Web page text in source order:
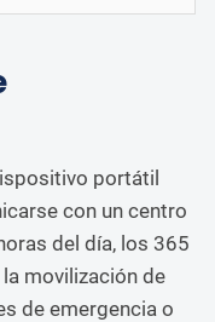
portátil
con un centro
del día, los 365
movilización de
de emergencia o